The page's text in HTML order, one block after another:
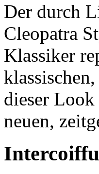
Der durch
Cleopatra
Klassiker
dieser
neuen,